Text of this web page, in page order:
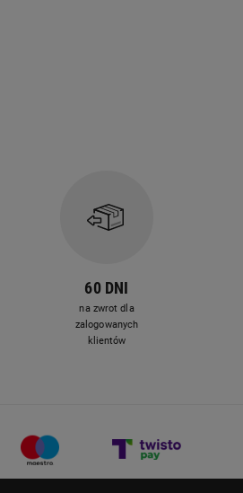
60 DNI
na zwrot dla
zalogowanych
klientów